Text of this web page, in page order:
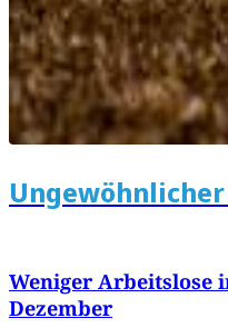
Weniger Arbeitslose
Dezember